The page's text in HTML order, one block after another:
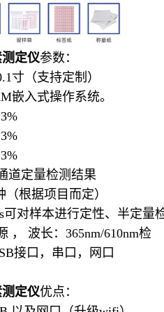
测定仪参数：
寸（支持定制）
嵌入式操作系统。
道定量检测结果
根据项目而定）
可对样本进行定性、半定量
， 波长：365nm/610nm检
接口，串口，网口
测定仪优点：